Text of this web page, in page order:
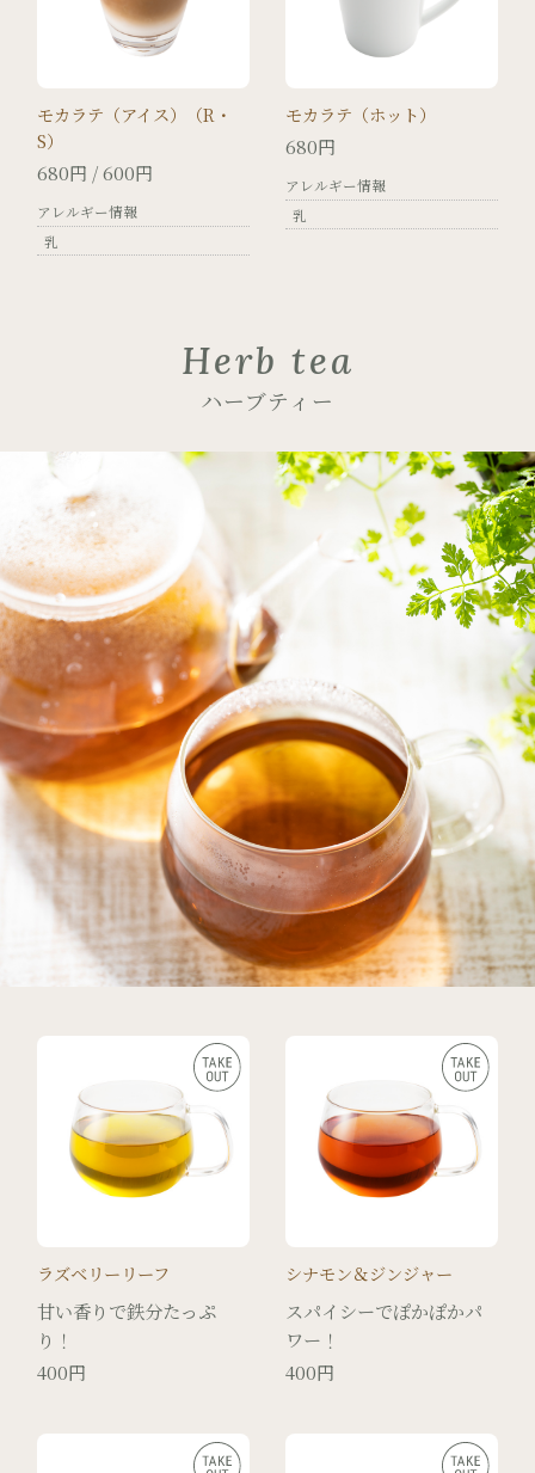
モカラテ（アイス）（R・
S）
680円 / 600円
アレルギー情報
乳
モカラテ（ホット）
680円
アレルギー情報
乳
Herb tea
ハーブティー
ラズベリーリーフ
甘い香りで鉄分たっぷ
り！
400円
シナモン＆ジンジャー
スパイシーでぽかぽかパ
ワー！
400円